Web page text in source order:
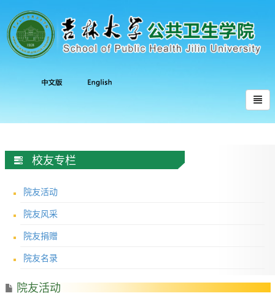
校友专栏
院友活动
院友风采
院友捐赠
院友名录
院友活动